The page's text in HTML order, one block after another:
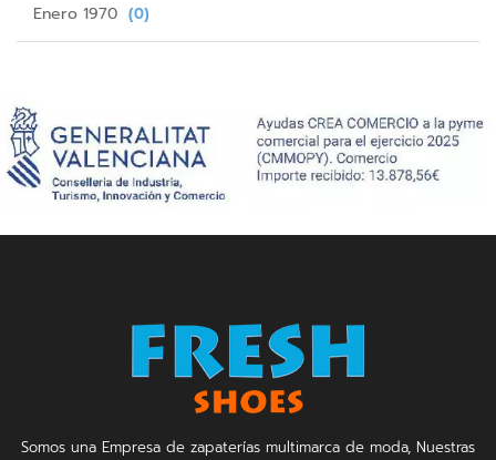
Enero 1970 (0)
Somos una Empresa de zapaterías multimarca de moda, Nuestras